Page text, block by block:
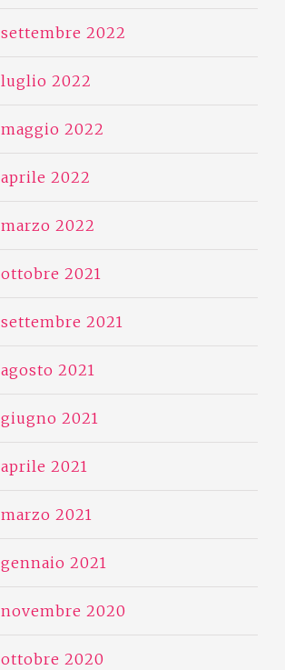
settembre 2022
luglio 2022
maggio 2022
aprile 2022
marzo 2022
ottobre 2021
settembre 2021
agosto 2021
giugno 2021
aprile 2021
marzo 2021
gennaio 2021
novembre 2020
ottobre 2020